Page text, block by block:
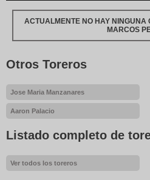
ACTUALMENTE NO HAY
MARCOS
Otros Toreros
Jose Maria Manzanares
Aaron Palacio
Listado completo de
Ver todos los toreros